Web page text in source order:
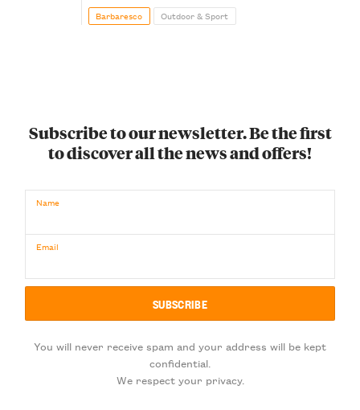
Barbaresco Outdoor & Sport
Subscribe to our newsletter. Be the first
to discover all the news and offers!
Name
Email
You will never receive spam and your address will be kept
confidential.
We respect your privacy.